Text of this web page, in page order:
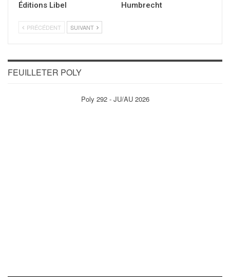
Éditions Libel
Humbrecht
PRÉCÉDENT SUIVANT
FEUILLETER POLY
Poly 292 - JU/AU 2026